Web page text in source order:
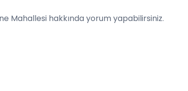
Mahallesi hakkında yorum yapabilirsiniz.